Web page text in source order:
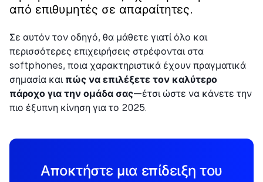
από επιθυμητές σε απαραίτητες.
Σε αυτόν τον οδηγό, θα μάθετε γιατί όλο και
περισσότερες επιχειρήσεις στρέφονται στα
softphones, ποια χαρακτηριστικά έχουν πραγματικά
σημασία και πώς να επιλέξετε τον καλύτερο
πάροχο για την ομάδα σας—έτσι ώστε να κάνετε την
πιο έξυπνη κίνηση για το 2025.
Αποκτήστε μια επίδειξη του